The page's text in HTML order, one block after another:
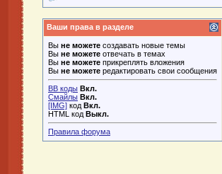
Ваши права в разделе
Вы не можете создавать новые темы
Вы не можете отвечать в темах
Вы не можете прикреплять вложения
Вы не можете редактировать свои сообщения
BB коды Вкл.
Смайлы Вкл.
[IMG] код Вкл.
HTML код Выкл.
Правила форума